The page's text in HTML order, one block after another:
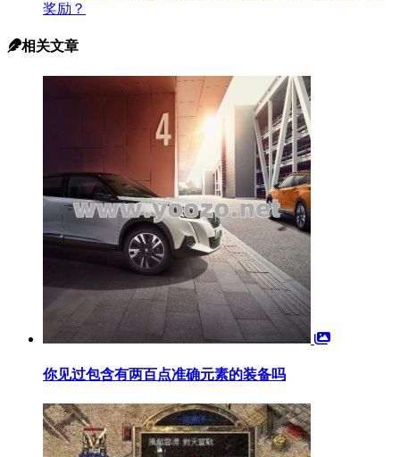
奖励？
相关文章
你见过包含有两百点准确元素的装备吗